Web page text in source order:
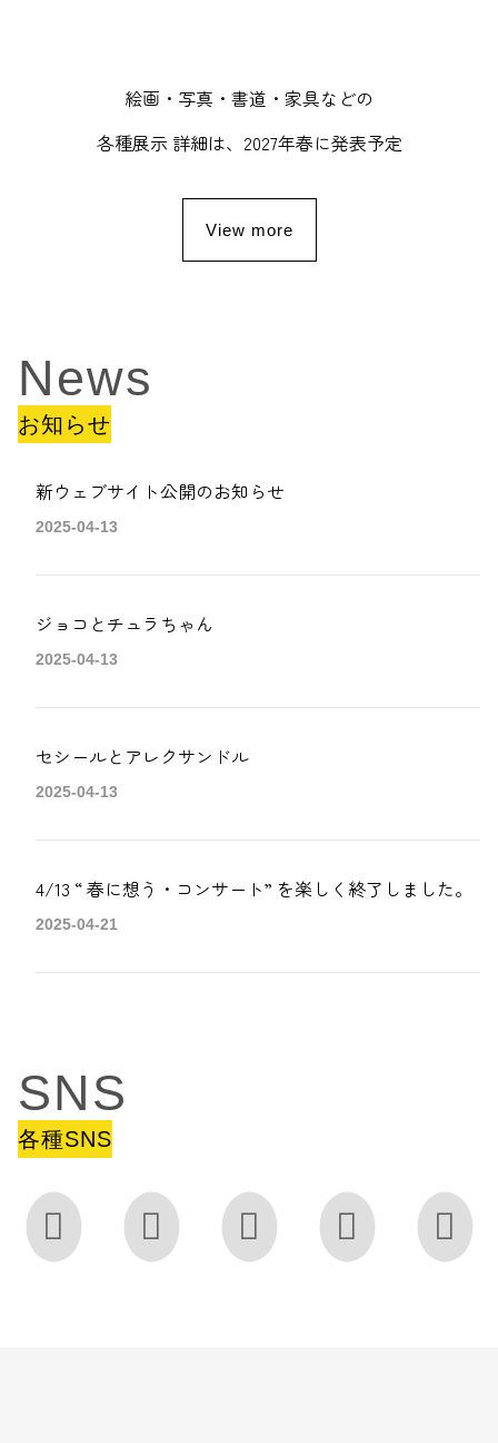
絵画・写真・書道・家具などの
各種展示 詳細は、2027年春に発表予定
View more
News
お知らせ
新ウェブサイト公開のお知らせ
2025-04-13
ジョコとチュラちゃん
2025-04-13
セシールとアレクサンドル
2025-04-13
4/13 “ 春に想う・コンサート” を楽しく終了しました。
2025-04-21
SNS
各種SNS
    